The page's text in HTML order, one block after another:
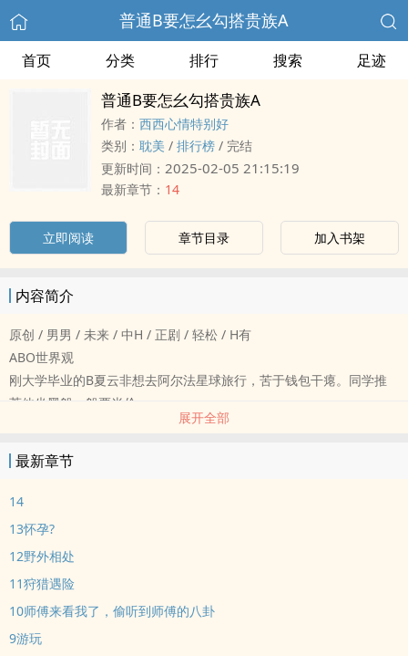
普通B要怎幺勾搭贵族A
首页 分类 排行 搜索 足迹
普通B要怎幺勾搭贵族A
作者： 西西心情特别好
类别： ‎‎耽‌‍美‍‎ / 排行榜 / 完结
更新时间： 2025-02-05 21:15:19
最新章节： 14
立即阅读 章节目录 加入书架
内容简介
原创 / ‌‍‌男‍男‎‍ / 未来 / 中H / 正剧 / 轻松 / H有
ABO世界观
刚大学毕业的B夏云非想去阿尔法星球旅行，苦于钱包干瘪。同学推
荐他坐黑船，船票半价。
夏云非十分心动，上了黑船。倒霉的夏云非和贩卖水晶的头子坐在了
马上就要到阿尔法星球了，遇到阿尔法星系的警察入船检查。船上全
部人员被带进附近的湮海监狱，夏云非疑是贩卖水晶的同伙，可怜夏
徒刑四年。
典狱长A是个‎‌美‌人‎‍，第一眼就让夏云非心动。监狱里的食物太难吃
了，顿顿土豆加营养剂，有同样烦恼的典狱长让夏云非过来照顾他的
饮食起居。
夏云非悄悄观察典狱长的一切，包括午睡。
展开全部
最新章节
14
13怀孕?
12野外相处
11狩猎遇险
10师傅来看我了，偷听到师傅的八卦
9游玩